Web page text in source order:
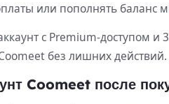
или пополнять баланс
с Premium-доступом
без лишних действий.
Coomeet после